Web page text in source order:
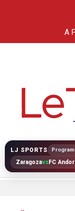
A
LJ SPORTS
ZaragozavsFC